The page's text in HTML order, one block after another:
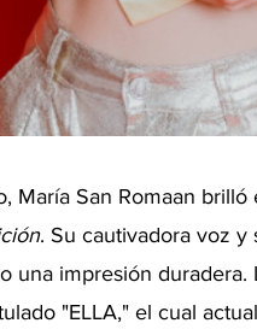
María San Romaan
. Su cautivadora voz
una impresión
"ELLA," el cual